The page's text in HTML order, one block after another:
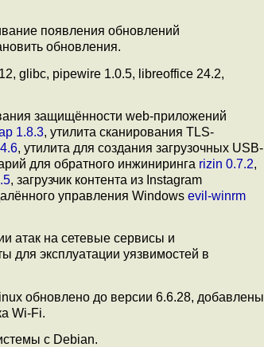
появления обновлений
обновления.
glibc, pipewire 1.0.5, libreoffice 24.2,
защищённости web-приложений
1.8.3, утилита сканирования TLS-
, утилита для создания загрузочных USB-
для обратного инжиниринга rizin 0.7.2,
, загрузчик контента из Instagram
управления Windows evil-winrm
атак на сетевые сервисы и
для эксплуатации уязвимостей в
обновлено до версии 6.6.28, добавлены
Wi-Fi.
с Debian.